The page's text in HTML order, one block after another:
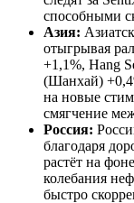
способными
Азия:
отыгрывая
+1,1%, Hang
(Шанхай)
на новые
смягчение
Россия:
благодаря
растёт на
колебания
быстро